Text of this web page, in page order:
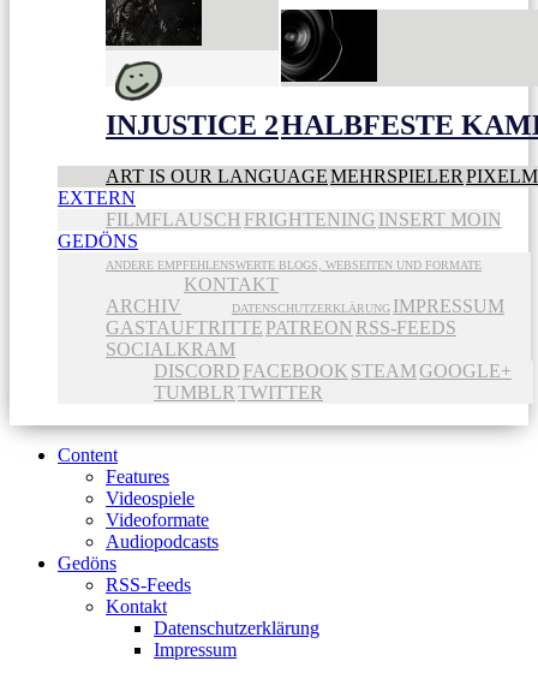
INJUSTICE 2HALBFESTE
ART IS OUR LANGUAGEMEHRSPIELER
EXTERN
FILMFLAUSCH FRIGHTENING INSERT MOIN
GEDÖNS
ANDERE EMPFEHLENSWERTE BLOGS, WEBSEITEN UND FORMATE
ARCHIV
KONTAKT
DATENSCHUTZERKLÄRUNG IMPRESSUM
GASTAUFTRITTE PATREON RSS-FEEDS
SOCIALKRAM
DISCORD FACEBOOK STEAMGOOGLE+
TUMBLR TWITTER
Content
Features
Videospiele
Videoformate
Audiopodcasts
Gedöns
RSS-Feeds
Kontakt
Datenschutzerklärung
Impressum